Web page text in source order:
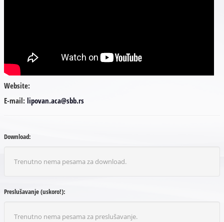
Website:
E-mail: lipovan.aca@sbb.rs
Download:
Trenutno nema pesama za download.
Preslušavanje (uskoro!):
Trenutno nema pesama za preslušavanje.